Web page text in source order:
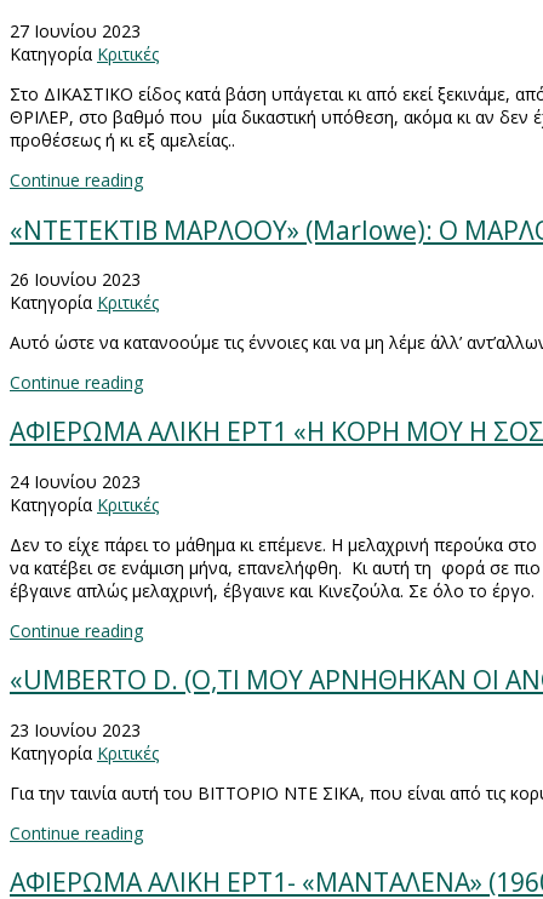
27 Ιουνίου 2023
Κατηγορία Κριτικές
Στο ΔΙΚΑΣΤΙΚΟ είδος κατά βάση υπάγεται κι από εκεί ξεκινάμε,
ΘΡΙΛΕΡ, στο βαθμό που μία δικαστική υπόθεση, ακόμα κι αν δεν
προθέσεως ή κι εξ αμελείας..
Continue reading
«ΝΤΕΤΕΚΤΙΒ ΜΑΡΛΟΟΥ» (Marlowe): Ο
26 Ιουνίου 2023
Κατηγορία Κριτικές
Αυτό ώστε να κατανοούμε τις έννοιες και να μη λέμε άλλ’
Continue reading
ΑΦΙΕΡΩΜΑ ΑΛΙΚΗ ΕΡΤ1 «Η ΚΟΡΗ ΜΟΥ Η
24 Ιουνίου 2023
Κατηγορία Κριτικές
Δεν το είχε πάρει το μάθημα κι επέμενε. Η μελαχρινή περούκα
να κατέβει σε ενάμιση μήνα, επανελήφθη. Κι αυτή τη φορά σε
έβγαινε απλώς μελαχρινή, έβγαινε και Κινεζούλα. Σε όλο το έργο.
Continue reading
«UMBERTO D. (Ο,ΤΙ ΜΟΥ ΑΡΝΗΘΗΚΑΝ ΟΙ
23 Ιουνίου 2023
Κατηγορία Κριτικές
Για την ταινία αυτή του ΒΙΤΤΟΡΙΟ ΝΤΕ ΣΙΚΑ, που είναι από τις
Continue reading
ΑΦΙΕΡΩΜΑ ΑΛΙΚΗ ΕΡΤ1- «ΜΑΝΤΑΛΕΝΑ»